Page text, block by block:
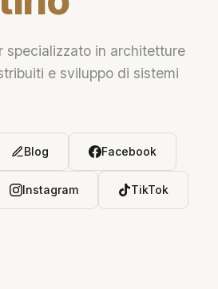
specializzato in architetture
e sviluppo di sistemi
Blog Facebook
Instagram TikTok